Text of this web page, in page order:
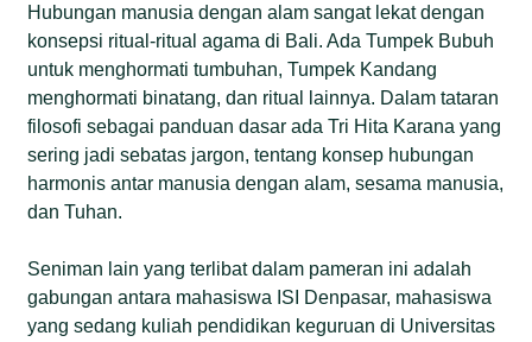
Hubungan manusia dengan alam sangat lekat dengan
konsepsi ritual-ritual agama di Bali. Ada Tumpek Bubuh
untuk menghormati tumbuhan, Tumpek Kandang
menghormati binatang, dan ritual lainnya. Dalam tataran
filosofi sebagai panduan dasar ada Tri Hita Karana yang
sering jadi sebatas jargon, tentang konsep hubungan
harmonis antar manusia dengan alam, sesama manusia,
dan Tuhan.
Seniman lain yang terlibat dalam pameran ini adalah
gabungan antara mahasiswa ISI Denpasar, mahasiswa
yang sedang kuliah pendidikan keguruan di Universitas